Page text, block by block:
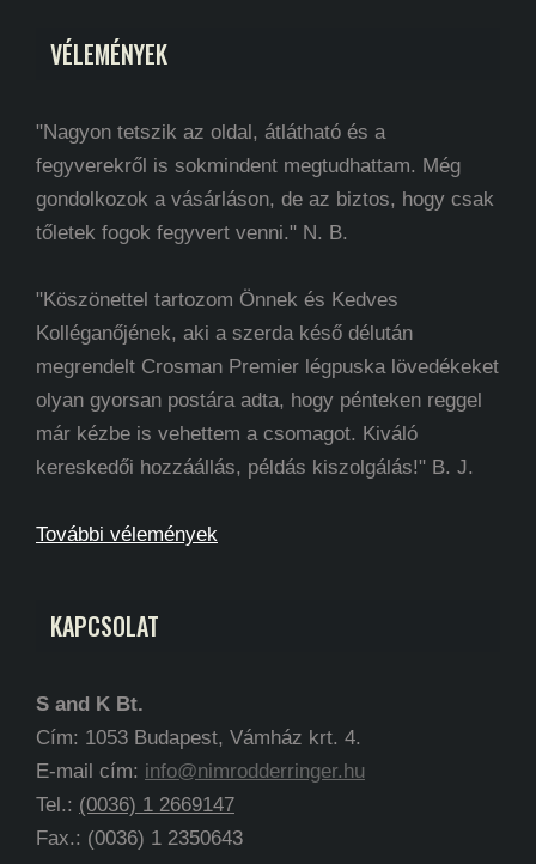
VÉLEMÉNYEK
"Nagyon tetszik az oldal, átlátható és a
fegyverekről is sokmindent megtudhattam. Még
gondolkozok a vásárláson, de az biztos, hogy csak
tőletek fogok fegyvert venni." N. B.
"Köszönettel tartozom Önnek és Kedves
Kolléganőjének, aki a szerda késő délután
megrendelt Crosman Premier légpuska lövedékeket
olyan gyorsan postára adta, hogy pénteken reggel
már kézbe is vehettem a csomagot. Kiváló
kereskedői hozzáállás, példás kiszolgálás!" B. J.
További vélemények
KAPCSOLAT
S and K Bt.
Cím: 1053 Budapest, Vámház krt. 4.
E-mail cím: info@nimrodderringer.hu
Tel.: (0036) 1 2669147
Fax.: (0036) 1 2350643